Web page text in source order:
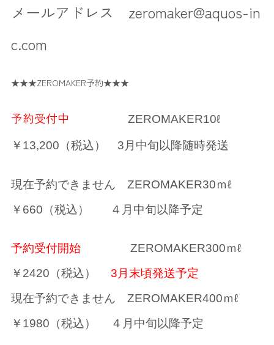
メールアドレス zeromaker@aquos-in
c.com
★★★ZEROMAKER予約★★★
予約受付中 ZEROMAKER10ℓ
￥13,200（税込） 3月中旬以降随時発送
現在予約できません ZEROMAKER30ｍℓ
￥660（税込） ４月中旬以降予定
予約受付開始
ZEROMAKER300ｍℓ
￥2420（税込） 3月末頃発送予定
現在予約できません ZEROMAKER400ｍℓ
￥1980（税込） ４月中旬以降予定